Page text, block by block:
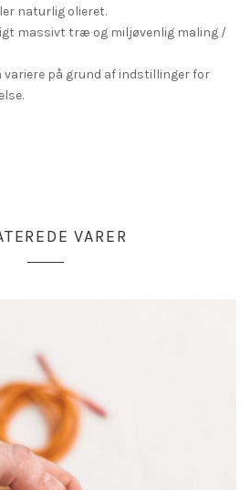
naturlig olieret.
massivt træ og miljøvenlig maling /
på grund af indstillinger for
VARER